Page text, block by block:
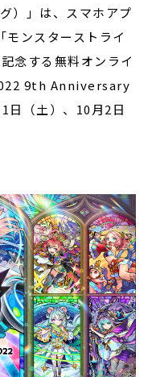
）」は、スマホアプ
モンスターストライ
念する無料オンライ
9th Anniversary
日（土）、10月2日